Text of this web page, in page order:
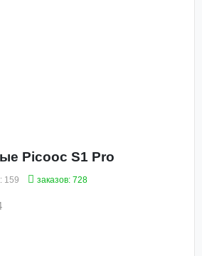
Picooc S1 Pro
159 заказов: 728